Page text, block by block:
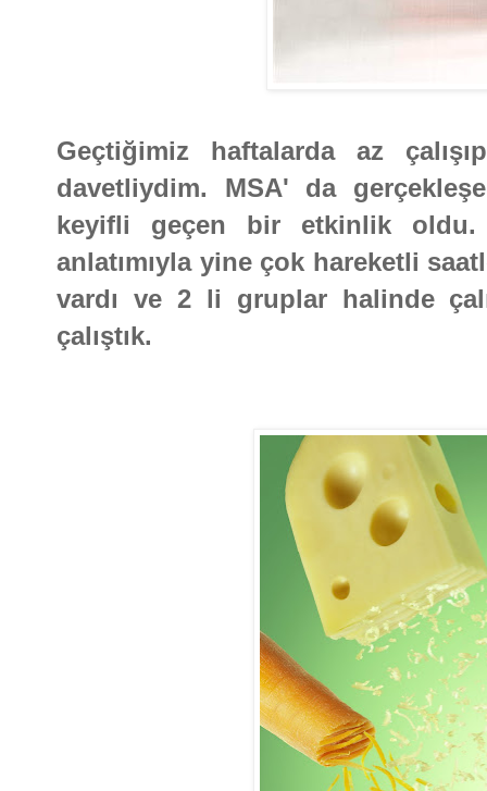
Geçtiğimiz haftalarda az
davetliydim. MSA' da
keyifli geçen bir etkinlik
anlatımıyla yine çok hareketli
vardı ve 2 li gruplar halinde
çalıştık.